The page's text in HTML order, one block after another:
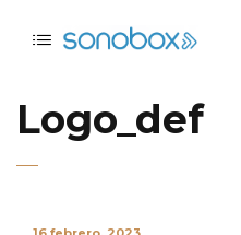
Logo_def